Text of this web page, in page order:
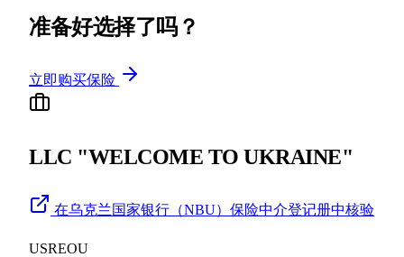
准备好选择了吗？
立即购买保险
LLC "WELCOME TO UKRAINE"
在乌克兰国家银行（NBU）保险中介登记册中核验
USREOU